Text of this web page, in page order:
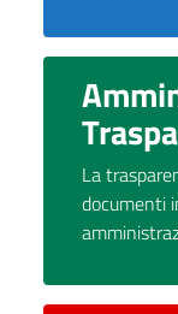
La
documenti